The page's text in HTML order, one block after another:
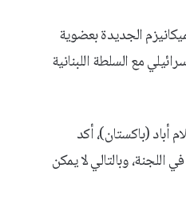
الجديدة بعضوية
مع السلطة اللبنانية
أباد (باكستان)، أكد
اللجنة، وبالتالي لا يمكن